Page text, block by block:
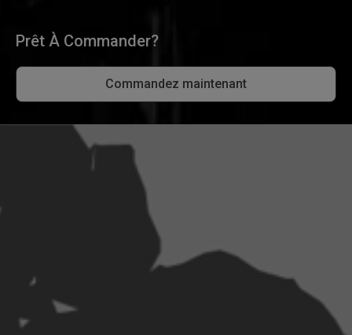
Prêt À Commander?
Commandez maintenant